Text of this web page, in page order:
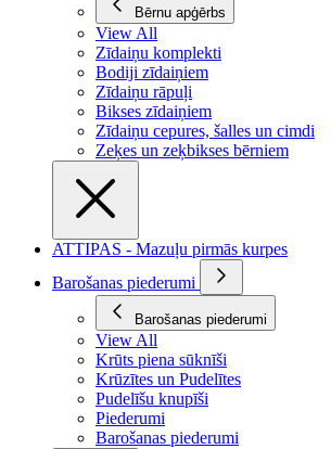
Bērnu apģērbs
View All
Zīdaiņu komplekti
Bodiji zīdaiņiem
Zīdaiņu rāpuļi
Bikses zīdaiņiem
Zīdaiņu cepures, šalles un cimdi
Zeķes un zeķbikses bērniem
ATTIPAS - Mazuļu pirmās kurpes
Barošanas piederumi
Barošanas piederumi
View All
Krūts piena sūknīši
Krūzītes un Pudelītes
Pudelīšu knupīši
Piederumi
Barošanas piederumi